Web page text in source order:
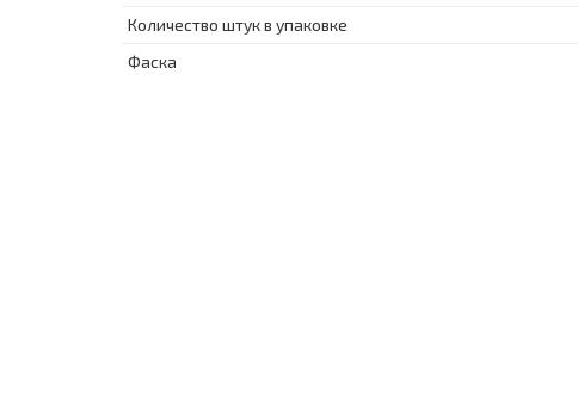
Количество штук в упаковке
Фаска